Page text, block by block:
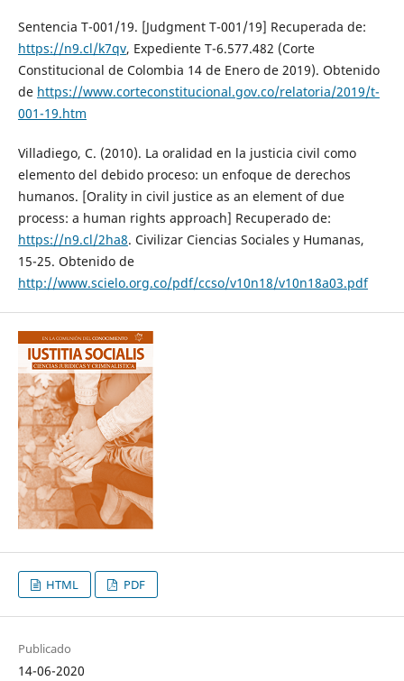
Sentencia T-001/19. [Judgment T-001/19] Recuperada de:
https://n9.cl/k7qv, Expediente T-6.577.482 (Corte
Constitucional de Colombia 14 de Enero de 2019). Obtenido
de https://www.corteconstitucional.gov.co/relatoria/2019/t-
001-19.htm
Villadiego, C. (2010). La oralidad en la justicia civil como
elemento del debido proceso: un enfoque de derechos
humanos. [Orality in civil justice as an element of due
process: a human rights approach] Recuperado de:
https://n9.cl/2ha8. Civilizar Ciencias Sociales y Humanas,
15-25. Obtenido de
http://www.scielo.org.co/pdf/ccso/v10n18/v10n18a03.pdf
HTML PDF
Publicado
14-06-2020